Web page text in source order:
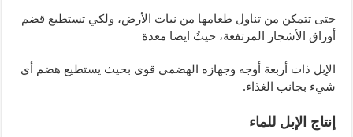
حتى تتمكن من تناول طعامها من نبات الأرض، ولكي تستطيع قضم
أوراق الأشجار المرتفعة، حيثُ ايضا معدة
الإبل ذات أربعة أوجه وجهازه الهضمي قوى بحيث يستطيع هضم أي
شيء بجانب الغذاء.
إنتاج الإبل للماء